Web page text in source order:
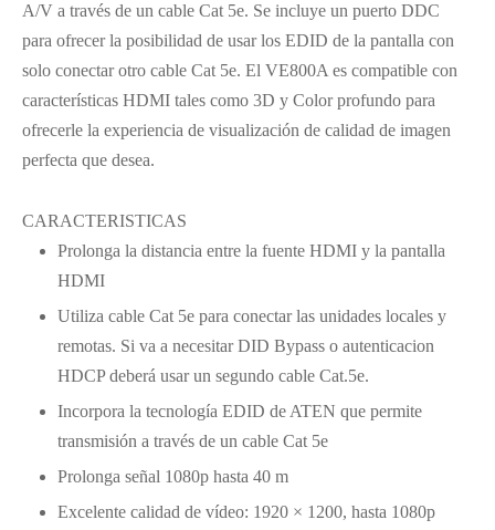
A/V a través de un cable Cat 5e. Se incluye un puerto DDC
para ofrecer la posibilidad de usar los EDID de la pantalla con
solo conectar otro cable Cat 5e. El VE800A es compatible con
características HDMI tales como 3D y Color profundo para
ofrecerle la experiencia de visualización de calidad de imagen
perfecta que desea.
CARACTERISTICAS
Prolonga la distancia entre la fuente HDMI y la pantalla
HDMI
Utiliza cable Cat 5e para conectar las unidades locales y
remotas. Si va a necesitar DID Bypass o autenticacion
HDCP deberá usar un segundo cable Cat.5e.
Incorpora la tecnología EDID de ATEN que permite
transmisión a través de un cable Cat 5e
Prolonga señal 1080p hasta 40 m
Excelente calidad de vídeo: 1920 × 1200, hasta 1080p